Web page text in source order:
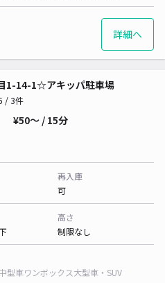
詳細へ
1-14-1☆アキッパ駐車場
/ 3件
¥50〜 / 15分
再入庫
可
高さ
制限なし
中型車ワンボックス大型車・SUV